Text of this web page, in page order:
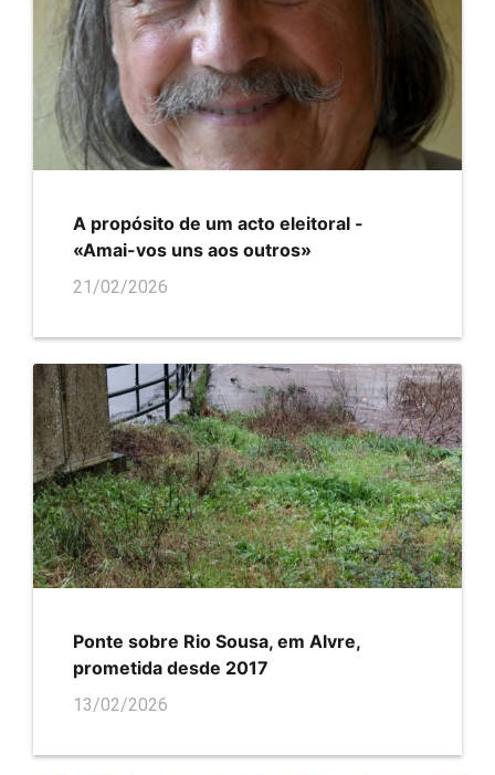
A propósito de um acto eleitoral -
«Amai-vos uns aos outros»
21/02/2026
Ponte sobre Rio Sousa, em Alvre,
prometida desde 2017
13/02/2026